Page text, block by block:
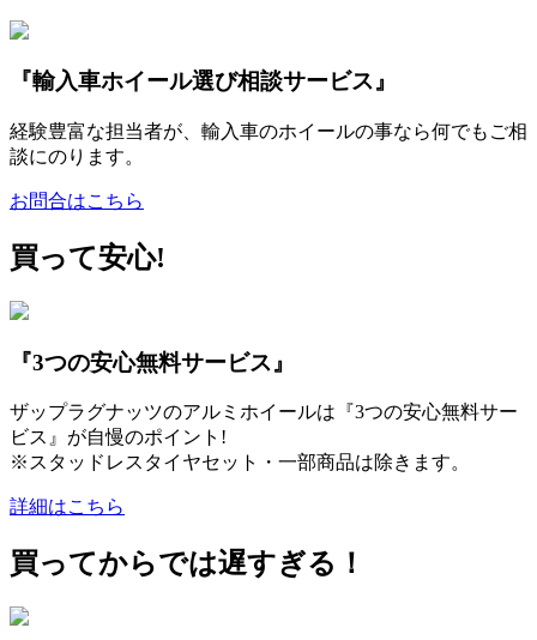
『輸入車ホイール選び相談サービス』
経験豊富な担当者が、輸入車のホイールの事なら何でもご相
談にのります。
お問合はこちら
買って安心!
『3つの安心無料サービス』
ザップラグナッツのアルミホイールは『3つの安心無料サー
ビス』が自慢のポイント!
※スタッドレスタイヤセット・一部商品は除きます。
詳細はこちら
買ってからでは遅すぎる！